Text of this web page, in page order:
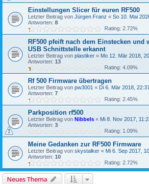
Einstellungen Slicer für euren RF500
Letzter Beitrag von Jürgen Franz « So 10. Mai
Antworten: 8
Rating: 2.72%
RF500 pfeift nach dem Einstecken und
USB Schnittstelle erkannt
Letzter Beitrag von plastiker « Mo 12. Mär 2018,
Antworten: 13
Rating: 4.09%
Rf 500 Firmware übertragen
Letzter Beitrag von pw3001 « Di 6. Mär 2018,
Antworten: 7
Rating: 2.45%
Parkposition rf500
Letzter Beitrag von Nibbels « Mi 8. Nov 2017,
Antworten: 3
Rating: 1.09%
Meine Gedanken zur RF500 Firmware
Letzter Beitrag von skystalker « Mi 6. Sep 2017,
Antworten: 10
Rating: 2.72%
Neues Thema